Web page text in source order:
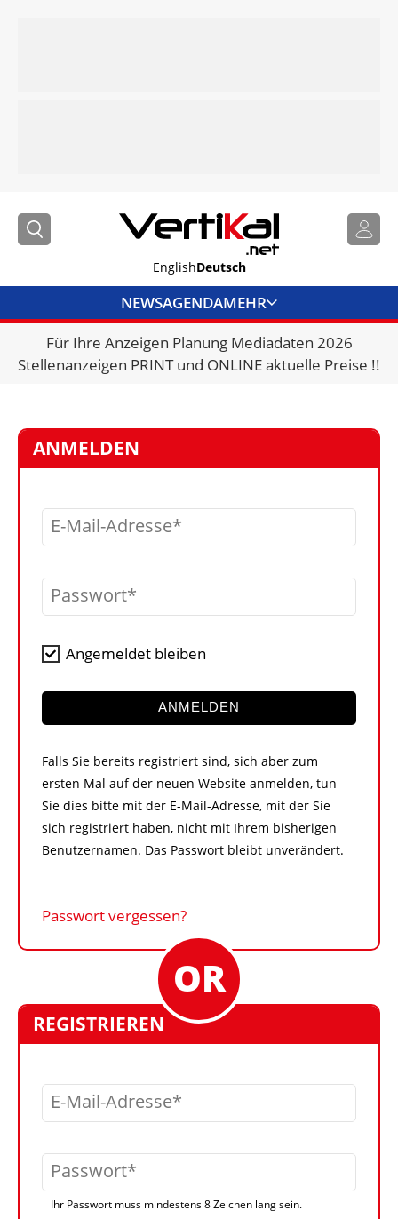
EnglishDeutsch
NEWSAGENDAMEHR
BRANCHENLINKS
VERMIETER
VIDEOS
BIBLIOTHEK
KRAN & BÜHNE
KONTAKT
Für Ihre Anzeigen Planung Mediadaten 2026
Stellenanzeigen PRINT und ONLINE aktuelle Preise !!
ANMELDEN
E-Mail-Adresse
Passwort
Angemeldet bleiben
ANMELDEN
Falls Sie bereits registriert sind, sich aber zum
ersten Mal auf der neuen Website anmelden, tun
Sie dies bitte mit der E-Mail-Adresse, mit der Sie
sich registriert haben, nicht mit Ihrem bisherigen
Benutzernamen. Das Passwort bleibt unverändert.
Passwort vergessen?
REGISTRIEREN
E-Mail-Adresse
Passwort
Ihr Passwort muss mindestens 8 Zeichen lang sein.